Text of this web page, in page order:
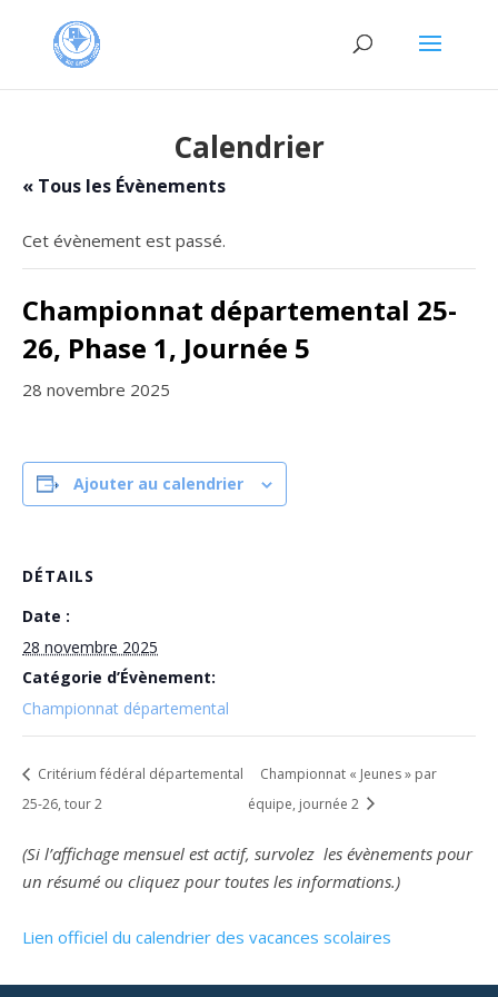
Calendrier
« Tous les Évènements
Cet évènement est passé.
Championnat départemental 25-
26, Phase 1, Journée 5
28 novembre 2025
Ajouter au calendrier
DÉTAILS
Date :
28 novembre 2025
Catégorie d’Évènement:
Championnat départemental
Critérium fédéral départemental
25-26, tour 2
Championnat « Jeunes » par
équipe, journée 2
(Si l’affichage mensuel est actif, survolez les évènements pour
un résumé ou cliquez pour toutes les informations.)
Lien officiel du calendrier des vacances scolaires